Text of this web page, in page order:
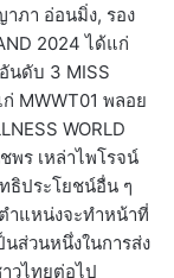
ภา อ่อนมิ่ง, รอง
2024 ได้แก่
นดับ 3 MISS
MWWT01 พลอย
WORLD
พร เหล่าไพโรจน์
ธิประโยชน์อื่น ๆ
ำแหน่งจะทำหน้าที่
ส่วนหนึ่งในการส่ง
วไทยต่อไป